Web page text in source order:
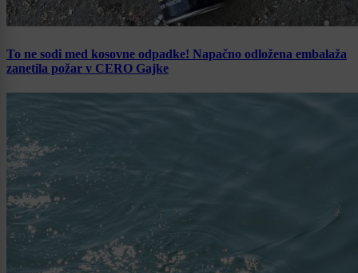
To ne sodi med kosovne odpadke! Napačno odložena embalaža
zanetila požar v CERO Gajke